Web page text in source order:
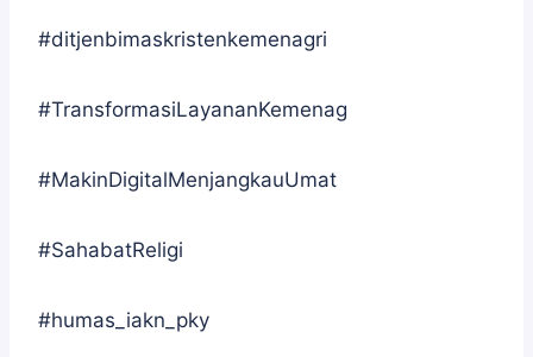
#ditjenbimaskristenkemenagri
#TransformasiLayananKemenag
#MakinDigitalMenjangkauUmat
#SahabatReligi
#humas_iakn_pky